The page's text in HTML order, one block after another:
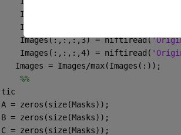
    Images(:,:,:,1) = niftiread(
    Images(:,:,:,2) = niftiread(
    Images(:,:,:,3) = niftiread(
    Images(:,:,:,4) = niftiread(
   Images = Images/max(Images(:));
    %%
tic
A = zeros(size(Masks));
B = zeros(size(Masks));
C = zeros(size(Masks));